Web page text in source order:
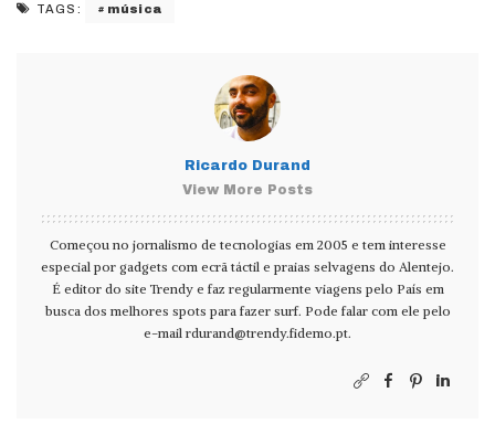
TAGS: música
Ricardo Durand
View More Posts
Começou no jornalismo de tecnologias em 2005 e tem interesse
especial por gadgets com ecrã táctil e praias selvagens do Alentejo.
É editor do site Trendy e faz regularmente viagens pelo País em
busca dos melhores spots para fazer surf. Pode falar com ele pelo
e-mail rdurand@trendy.fidemo.pt.